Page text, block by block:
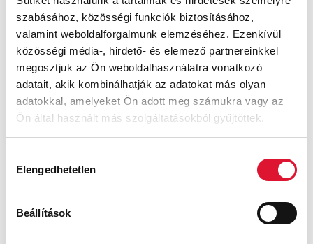
szabásához, közösségi funkciók biztosításához,
valamint weboldalforgalmunk elemzéséhez. Ezenkívül
közösségi média-, hirdető- és elemező partnereinkkel
megosztjuk az Ön weboldalhasználatra vonatkozó
adatait, akik kombinálhatják az adatokat más olyan
adatokkal, amelyeket Ön adott meg számukra vagy az
Ön által használt más szolgáltatásokból gyűjtöttek.
kiválasztása
Elengedhetetlen
Beállítások
Felia
39 000Ft 35 900Ft
Felia
Ft